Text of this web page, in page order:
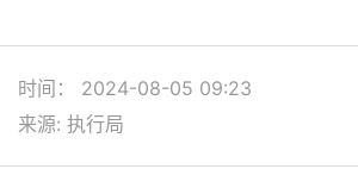
时间： 2024-08-05 09:23
来源: 执行局